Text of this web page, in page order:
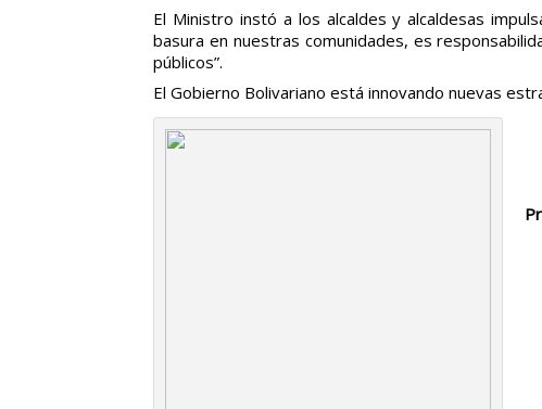
El Ministro instó a los alcaldes y alcaldesas
basura en nuestras comunidades, es
públicos”.
El Gobierno Bolivariano está innovando nuevas